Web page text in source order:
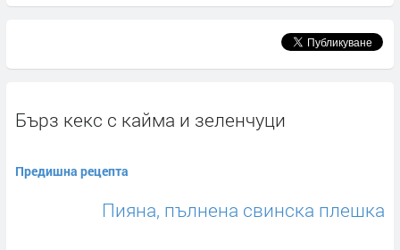
Бърз кекс с кайма и зеленчуци
Предишна рецепта
Пияна, пълнена свинска плешка